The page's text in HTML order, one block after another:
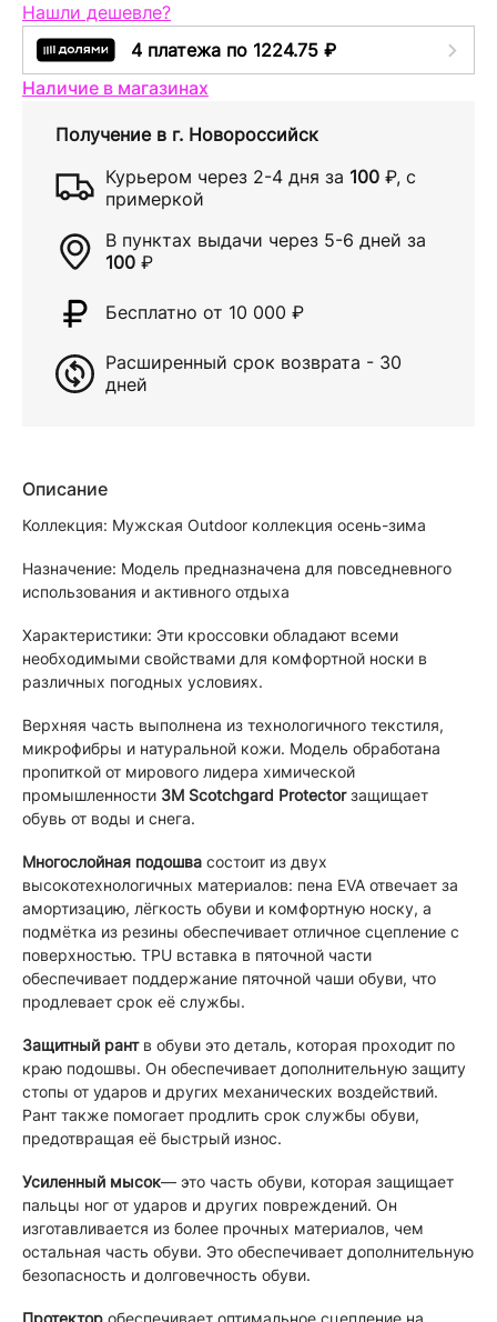
Нашли дешевле?
4 платежа по 1224.75 ₽
Наличие в магазинах
Получение в г. Новороссийск
Курьером через 2-4 дня за 100 ₽, с
примеркой
В пунктах выдачи через 5-6 дней за
100 ₽
Бесплатно от 10 000 ₽
Расширенный срок возврата - 30
дней
Описание
Коллекция: Мужская Outdoor коллекция осень-зима
Назначение: Модель предназначена для повседневного
использования и активного отдыха
Характеристики: Эти кроссовки обладают всеми
необходимыми свойствами для комфортной носки в
различных погодных условиях.
Верхняя часть выполнена из технологичного текстиля,
микрофибры и натуральной кожи. Модель обработана
пропиткой от мирового лидера химической
промышленности 3M Scotchgard Protectorзащищает
обувь от воды и снега.
Многослойная подошва состоит из двух
высокотехнологичных материалов: пена EVA отвечает за
амортизацию, лёгкость обуви и комфортную носку, а
подмётка из резины обеспечивает отличное сцепление с
поверхностью. TPU вставка в пяточной части
обеспечивает поддержание пяточной чаши обуви, что
продлевает срок её службы.
Защитный рантв обуви это деталь, которая проходит по
краю подошвы. Он обеспечивает дополнительную защиту
стопы от ударов и других механических воздействий.
Рант также помогает продлить срок службы обуви,
предотвращая её быстрый износ.
Усиленный мысок— это часть обуви, которая защищает
пальцы ног от ударов и других повреждений. Он
изготавливается из более прочных материалов, чем
остальная часть обуви. Это обеспечивает дополнительную
безопасность и долговечность обуви.
Протектор обеспечивает оптимальное сцепление на